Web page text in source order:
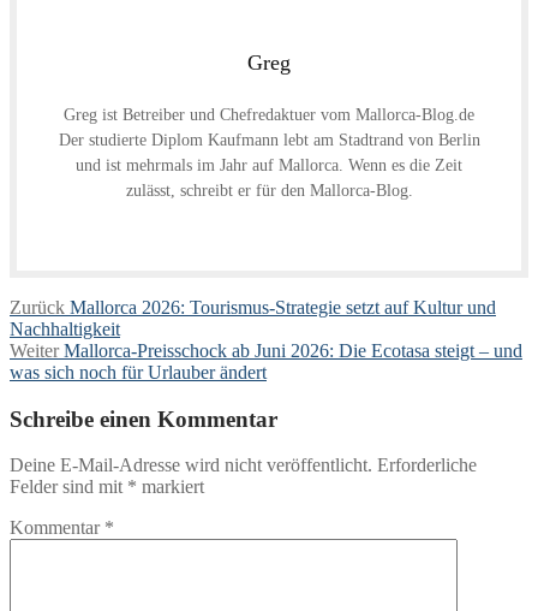
Greg
Greg ist Betreiber und Chefredaktuer vom Mallorca-Blog.de
Der studierte Diplom Kaufmann lebt am Stadtrand von Berlin
und ist mehrmals im Jahr auf Mallorca. Wenn es die Zeit
zulässt, schreibt er für den Mallorca-Blog.
Beitragsnavigation
Zurück Vorheriger
Beitrag:
Mallorca 2026: Tourismus-Strategie setzt auf Kultur und
Nachhaltigkeit
Weiter Nächster
Beitrag:
Mallorca-Preisschock ab Juni 2026: Die Ecotasa steigt – und
was sich noch für Urlauber ändert
Schreibe einen Kommentar
Deine E-Mail-Adresse wird nicht veröffentlicht. Erforderliche
Felder sind mit * markiert
Kommentar *